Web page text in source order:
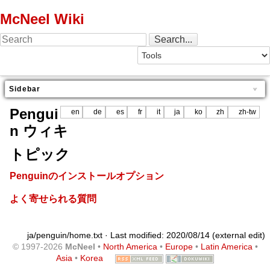
McNeel Wiki
Sidebar
en de es fr it ja ko zh zh-tw
Pengui
n ウィキ
トピック
Penguinのインストールオプション
よく寄せられる質問
ja/penguin/home.txt · Last modified: 2020/08/14 (external edit)
© 1997-2026 McNeel • North America• Europe• Latin America•
Asia • Korea